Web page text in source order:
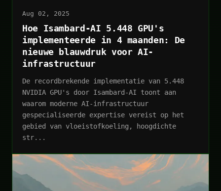
Aug 02, 2025
Hoe Isambard-AI 5.448 GPU's
implementeerde in 4 maanden: De
nieuwe blauwdruk voor AI-
infrastructuur
De recordbrekende implementatie van 5.448
NVIDIA GPU's door Isambard-AI toont aan
waarom moderne AI-infrastructuur
gespecialiseerde expertise vereist op het
gebied van vloeistofkoeling, hoogdichte
str...